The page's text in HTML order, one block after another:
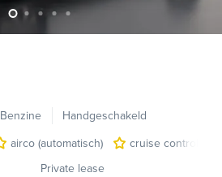
Benzine
Handgeschakeld
airco (automatisch)
cruise control
Private lease